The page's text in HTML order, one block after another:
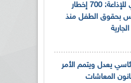
مريم شرفي للإذاعة: 700 إخطار
بحقوق الطفل منذ
يعدل ويتمم الأمر
المعاشات